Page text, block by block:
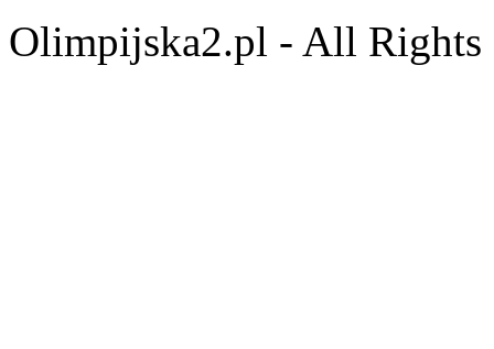
Olimpijska2.pl - All Rights